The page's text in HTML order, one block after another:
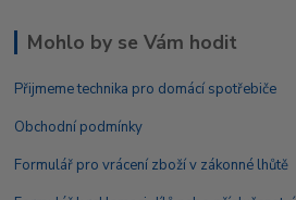
Mohlo by se Vám hodit
Přijmeme technika pro domácí spotřebiče
Obchodní podmínky
Formulář pro vrácení zboží v zákonné lhůtě